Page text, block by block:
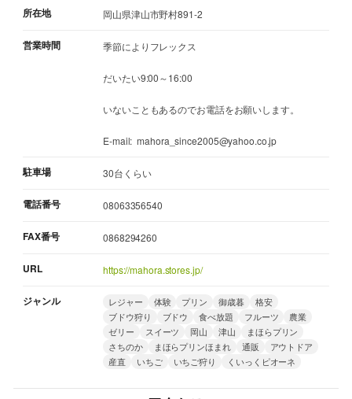
所在地 岡山県津山市野村891-2
営業時間 季節によりフレックス
だいたい9:00～16:00
いないこともあるのでお電話をお願いします。
E-mail: mahora_since2005@yahoo.co.jp
駐車場 30台くらい
電話番号 08063356540
FAX番号 0868294260
URL https://mahora.stores.jp/
ジャンル レジャー 体験 プリン 御歳暮
格安
ブドウ狩り
ブドウ 食べ放題 フルーツ
農業
ゼリー
スイーツ 岡山 津山
まほらプリン
さちのか
まほらプリンほまれ 通販
アウトドア
産直
いちご いちご狩り くいっくピオーネ